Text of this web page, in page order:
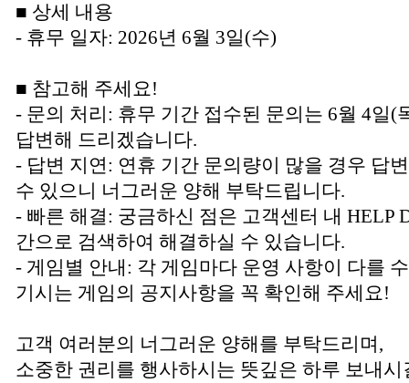
■ 상세 내용
- 휴무 일자: 2026년 6월 3일(수)
■ 참고해 주세요!
- 문의 처리: 휴무 기간 접수된 문의는 6월 4일(
답변해 드리겠습니다.
- 답변 지연: 연휴 기간 문의량이 많을 경우 답
수 있으니 너그러운 양해 부탁드립니다.
- 빠른 해결: 궁금하신 점은 고객센터 내 HELP
간으로 검색하여 해결하실 수 있습니다.
- 게임별 안내: 각 게임마다 운영 사항이 다를
기시는 게임의 공지사항을 꼭 확인해 주세요!
고객 여러분의 너그러운 양해를 부탁드리며,
소중한 권리를 행사하시는 뜻깊은 하루 보내시